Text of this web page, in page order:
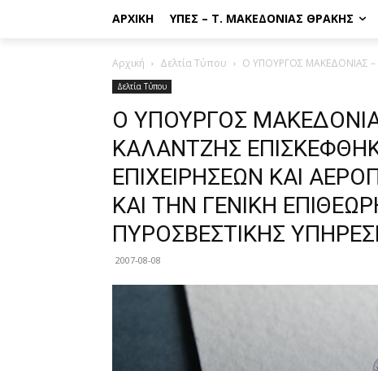
ΑΡΧΙΚΉ ΥΠΕΣ – Τ. ΜΑΚΕΔΟΝΊΑΣ ΘΡΆΚΗΣ
Αρχική Δελτία Τύπου Ο ΥΠΟΥΡΓΟΣ ΜΑΚΕΔΟΝΙΑΣ –
Δελτία Τύπου
Ο ΥΠΟΥΡΓΟΣ
ΚΑΛΑΝΤΖΗΣ
ΕΠΙΧΕΙΡΗΣΕΩΝ ΚΑΙ
ΚΑΙ ΤΗΝ ΓΕΝΙΚΗ
ΠΥΡΟΣΒΕΣΤΙΚΗΣ
2007-08-08